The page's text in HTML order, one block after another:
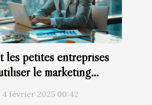
les petites entreprises
le marketing
concurrencer les
4 février 2025 00:42